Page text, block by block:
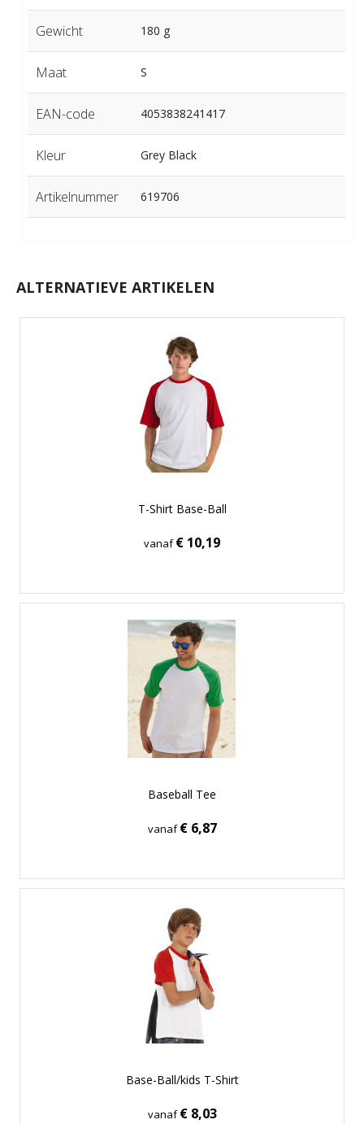
Gewicht 180 g
Maat S
EAN-code 4053838241417
Kleur Grey Black
Artikelnummer 619706
ALTERNATIEVE ARTIKELEN
T-Shirt Base-Ball
vanaf€ 10,19
Baseball Tee
vanaf€ 6,87
Base-Ball/kids T-Shirt
vanaf€ 8,03